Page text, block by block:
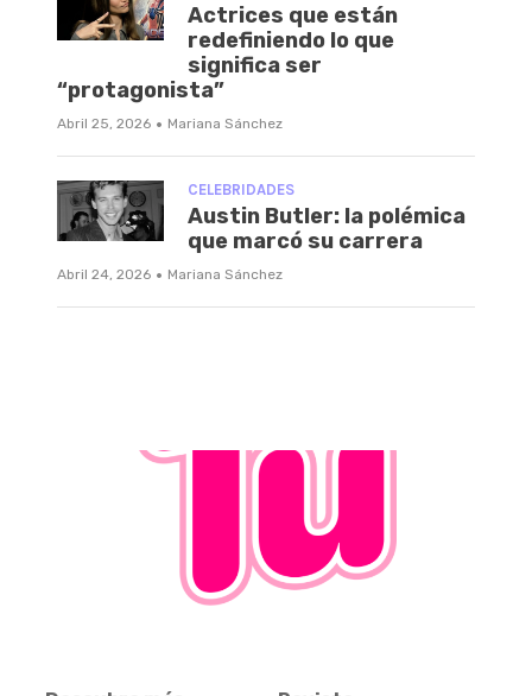
Actrices que están
redefiniendo lo que
significa ser
“protagonista”
Abril 25, 2026 · Mariana Sánchez
CELEBRIDADES
Austin Butler: la polémica
que marcó su carrera
Abril 24, 2026 · Mariana Sánchez